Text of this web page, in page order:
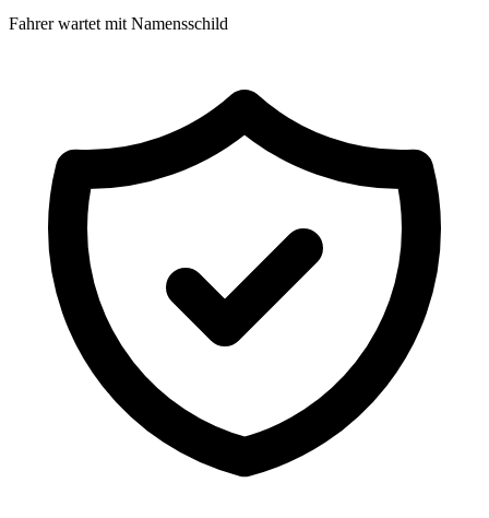
Fahrer wartet mit Namensschild